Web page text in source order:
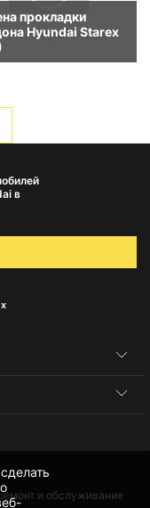
прокладки
Hyundai Starex
в
и обслуживание